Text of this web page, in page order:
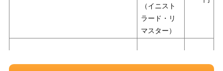
（イニスト
ラード・リ
マスター）
800